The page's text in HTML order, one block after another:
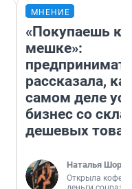
МНЕНИЕ
«Покупаешь
мешке»:
рассказала,
самом деле
бизнес со
дешевых
Наталья
Открыла